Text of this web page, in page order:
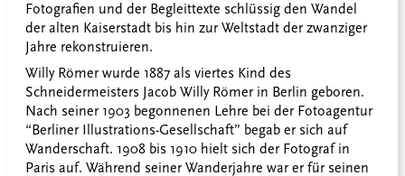
Fotografien und der Begleittexte schlüssig den Wandel
der alten Kaiserstadt bis hin zur Weltstadt der zwanziger
Jahre rekonstruieren.
Willy Römer wurde 1887 als viertes Kind des
Schneidermeisters Jacob Willy Römer in Berlin geboren.
Nach seiner 1903 begonnenen Lehre bei der Fotoagentur
“Berliner Illustrations-Gesellschaft” begab er sich auf
Wanderschaft. 1908 bis 1910 hielt sich der Fotograf in
Paris auf. Während seiner Wanderjahre war er für seinen